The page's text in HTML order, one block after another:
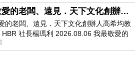
我最敬愛的老闆、遠見．天下文化創辦人高希均教授
的老闆、遠見．天下文化創辦人高希均教
HBR 社長楊瑪利 2026.08.06 我最敬愛的
見．天下文化創辦人高希均教